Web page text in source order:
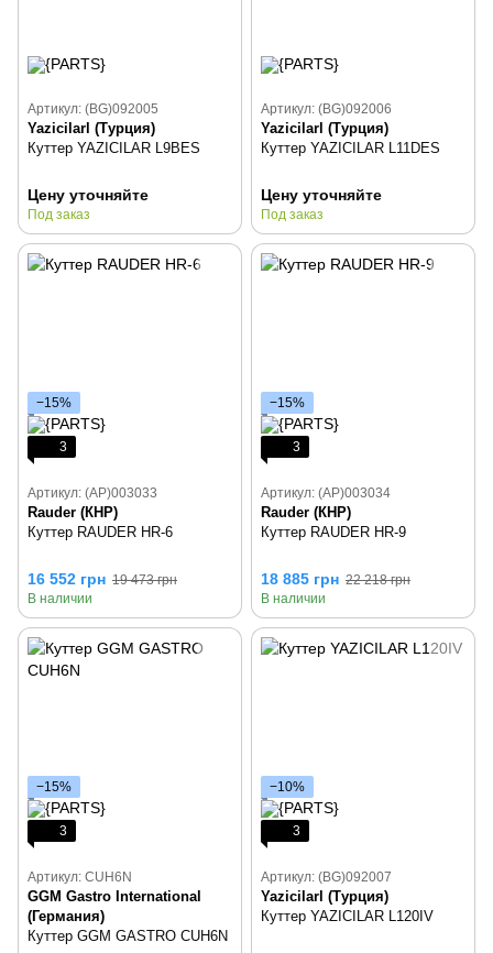
Артикул: (BG)092005
Yazicilarl (Турция)
Куттер YAZICILAR L9BES
Цену уточняйте
Под заказ
Артикул: (BG)092006
Yazicilarl (Турция)
Куттер YAZICILAR L11DES
Цену уточняйте
Под заказ
−15%
3
Артикул: (AP)003033
Rauder (КНР)
Куттер RAUDER HR-6
16 552 грн 19 473 грн
В наличии
−15%
3
Артикул: (AP)003034
Rauder (КНР)
Куттер RAUDER HR-9
18 885 грн 22 218 грн
В наличии
−15%
3
Артикул: CUH6N
GGM Gastro International
(Германия)
Куттер GGM GASTRO CUH6N
−10%
3
Артикул: (BG)092007
Yazicilarl (Турция)
Куттер YAZICILAR L120IV